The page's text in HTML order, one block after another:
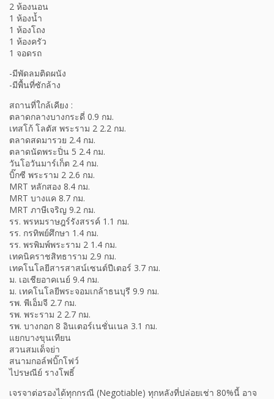
2 ห้องนอน
1 ห้องน้ำ
1 ห้องโถง
1 ห้องครัว
1 จอดรถ
-มีพัดลมติดผนัง
-มีพื้นที่ซักล้าง
สถานที่ใกล้เคียง :
ตลาดกลางบางกระดี่ 0.9 กม.
เทสโก้ โลตัส พระราม 2 2.2 กม.
ตลาดสดมารวย 2.4 กม.
ตลาดนัดพระปิ่น 5 2.4 กม.
วันโอวันมาร์เก็ต 2.4 กม.
บิ๊กซี พระราม 2 2.6 กม.
MRT หลักสอง 8.4 กม.
MRT บางแค 8.7 กม.
MRT ภาษีเจริญ 9.2 กม.
รร. พรหมราษฎร์รังสรรค์ 1.1 กม.
รร. กรทิพย์ศึกษา 1.4 กม.
รร. พรพิมพ์พระราม 2 1.4 กม.
เทคนิคราชสิทธาราม 2.9 กม.
เทคโนโลยีสารสาสน์เซนต์ปีเตอร์ 3.7 กม.
ม. เอเชียอาคเนย์ 9.4 กม.
ม. เทคโนโลยีพระจอมเกล้าธนบุรี 9.9 กม.
รพ. พีเอ็มจี 2.7 กม.
รพ. พระราม 2 2.7 กม.
รพ. บางกอก 8 อินเตอร์เนชั่นเนล 3.1 กม.
แยกบางขุนเทียน
สวนสมเด็จย่า
สนามกอล์ฟบิ๊กโฟว์
ไปรษณีย์ รางโพธิ์
เจรจาต่อรองได้ทุกกรณี (Negotiable) ทุกหลังที่ปล่อยเช่า 80%นี้ อาจ